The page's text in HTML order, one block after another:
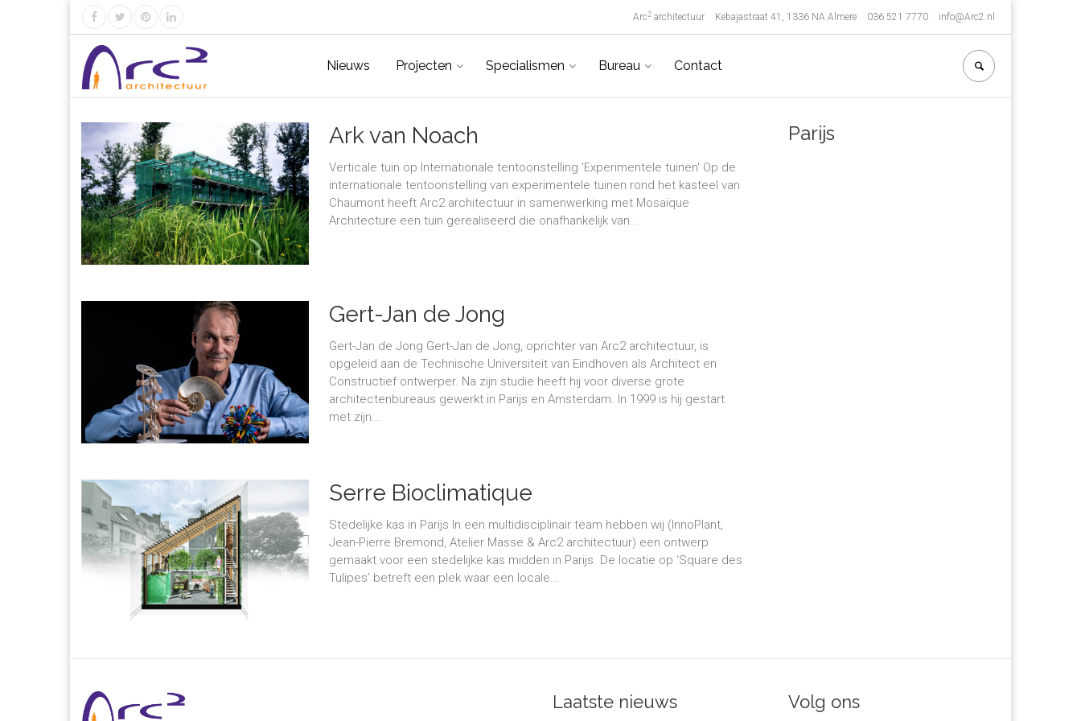
Arc 2 architectuur Kebajastraat 41, 1336 NA Almere 036 521 7770 info@Arc2.nl
Nieuws Projecten Specialismen Bureau Contact
Ark van Noach
Verticale tuin op Internationale tentoonstelling 'Experimentele tuinen' Op de
internationale tentoonstelling van experimentele tuinen rond het kasteel van
Chaumont heeft Arc2 architectuur in samenwerking met Mosaïque
Architecture een tuin gerealiseerd die onafhankelijk van...
Gert-Jan de Jong
Gert-Jan de Jong Gert-Jan de Jong, oprichter van Arc2 architectuur, is
opgeleid aan de Technische Universiteit van Eindhoven als Architect en
Constructief ontwerper. Na zijn studie heeft hij voor diverse grote
architectenbureaus gewerkt in Parijs en Amsterdam. In 1999 is hij gestart
met zijn...
Serre Bioclimatique
Stedelijke kas in Parijs In een multidisciplinair team hebben wij (InnoPlant,
Jean-Pierre Bremond, Atelier Masse & Arc2 architectuur) een ontwerp
gemaakt voor een stedelijke kas midden in Parijs. De locatie op ‘Square des
Tulipes’ betreft een plek waar een locale...
Parijs
Laatste nieuws Volg ons